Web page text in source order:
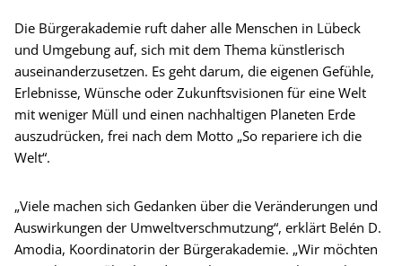
Die Bürgerakademie ruft daher alle Menschen in Lübeck
und Umgebung auf, sich mit dem Thema künstlerisch
auseinanderzusetzen. Es geht darum, die eigenen Gefühle,
Erlebnisse, Wünsche oder Zukunftsvisionen für eine Welt
mit weniger Müll und einen nachhaltigen Planeten Erde
auszudrücken, frei nach dem Motto „So repariere ich die
Welt“.
„Viele machen sich Gedanken über die Veränderungen und
Auswirkungen der Umweltverschmutzung“, erklärt Belén D.
Amodia, Koordinatorin der Bürgerakademie. „Wir möchten